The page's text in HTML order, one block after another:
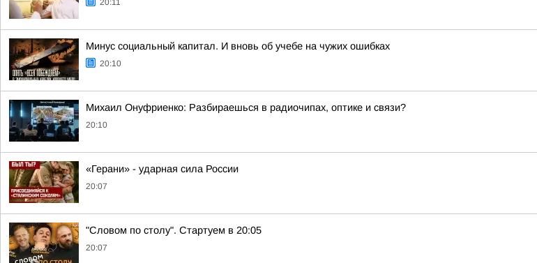
20:11
Минус социальный капитал. И вновь об учебе на чужих ошибках
20:10
Михаил Онуфриенко: Разбираешься в радиочипах, оптике и связи?
20:10
«Герани» - ударная сила России
20:07
"Словом по столу". Стартуем в 20:05
20:07